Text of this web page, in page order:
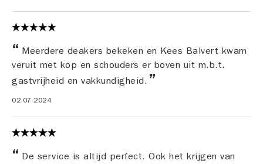
Meerdere deakers bekeken en Kees Balvert kwam
veruit met kop en schouders er boven uit m.b.t.
gastvrijheid en vakkundigheid.
02-07-2024
De service is altijd perfect. Ook het krijgen van